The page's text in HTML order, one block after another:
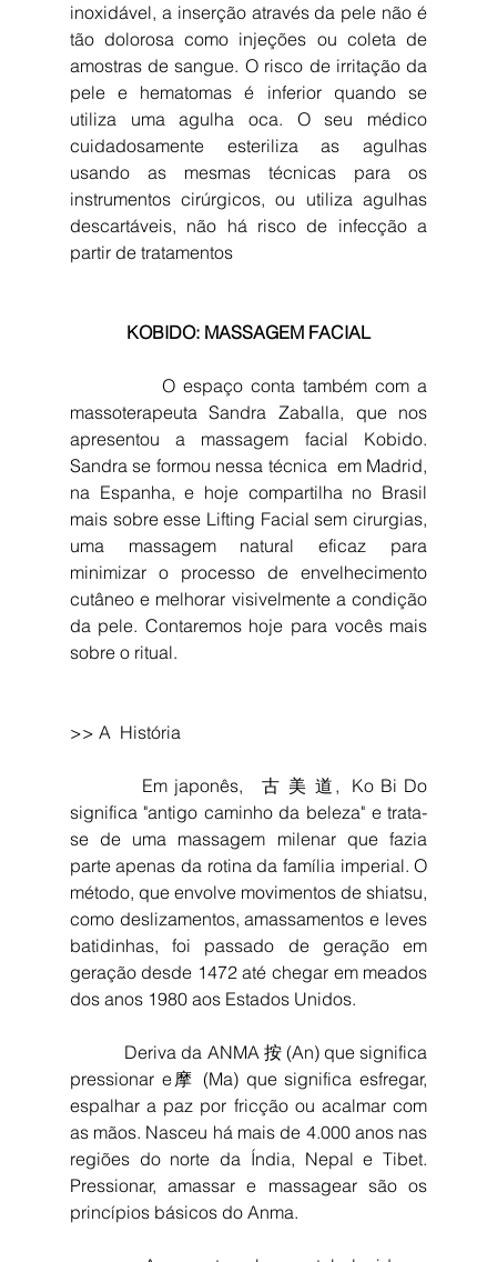
inoxidável, a inserção através da pele não é
tão dolorosa como injeções ou coleta de
amostras de sangue. O risco de irritação da
pele e hematomas é inferior quando se
utiliza uma agulha oca. O seu médico
cuidadosamente esteriliza as agulhas
usando as mesmas técnicas para os
instrumentos cirúrgicos, ou utiliza agulhas
descartáveis, não há risco de infecção a
partir de tratamentos
KOBIDO: MASSAGEM FACIAL
            O espaço conta também com a
massoterapeuta Sandra Zaballa, que nos
apresentou a massagem facial Kobido.
Sandra se formou nessa técnica  em Madrid,
na Espanha, e hoje compartilha no Brasil
mais sobre esse Lifting Facial sem cirurgias,
uma massagem natural eficaz para
minimizar o processo de envelhecimento
cutâneo e melhorar visivelmente a condição
da pele. Contaremos hoje para vocês mais
sobre o ritual.
>> A  História
significa "antigo caminho da beleza" e trata-
se de uma massagem milenar que fazia
parte apenas da rotina da família imperial. O
método, que envolve movimentos de shiatsu,
como deslizamentos, amassamentos e leves
batidinhas, foi passado de geração em
geração desde 1472 até chegar em meados
dos anos 1980 aos Estados Unidos.
pressionar e摩 (Ma) que significa esfregar,
espalhar a paz por fricção ou acalmar com
as mãos. Nasceu há mais de 4.000 anos nas
regiões do norte da Índia, Nepal e Tibet.
Pressionar, amassar e massagear são os
princípios básicos do Anma.